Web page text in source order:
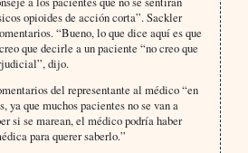
opioides de acción corta”. Sackler
“Bueno, lo que dice aquí es que
que decirle a un paciente “no creo que
dijo.
del representante al médico “en
ya que muchos pacientes no se van a
si se marean, el médico podría haber
para querer saberlo.”